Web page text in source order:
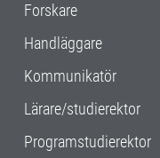
Forskare
Handläggare
Kommunikatör
Lärare/studierektor
Programstudierektor